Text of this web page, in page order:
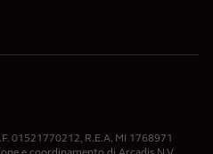
01521770212, R.E.A. MI 1768971